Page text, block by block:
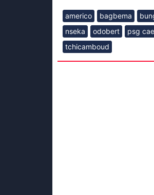
americo bagbema
nseka
odobert psg
tchicamboud